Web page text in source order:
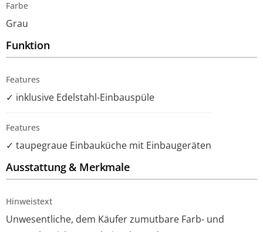
Farbe
Grau
Funktion
Features
✓ inklusive Edelstahl-Einbauspüle
Features
✓ taupegraue Einbauküche mit Einbaugeräten
Ausstattung & Merkmale
Hinweistext
Unwesentliche, dem Käufer zumutbare Farb- und